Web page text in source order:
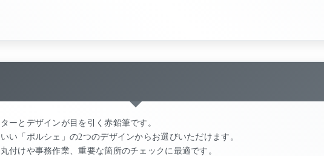
ーとデザインが目を引く赤鉛筆です。
い「ポルシェ」の2つのデザインからお選びいただけます。
付けや事務作業、重要な箇所のチェックに最適です。